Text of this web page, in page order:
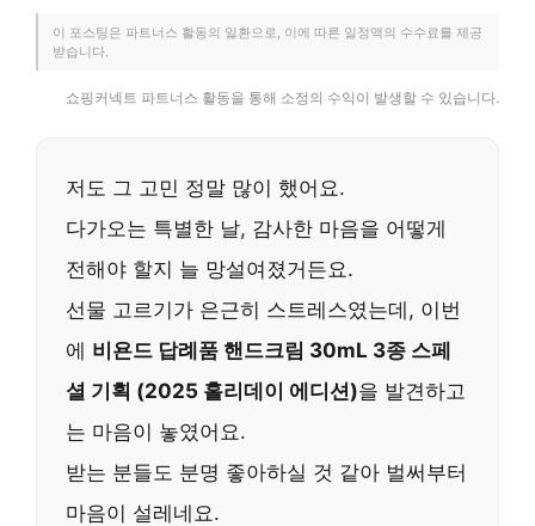
이 포스팅은 파트너스 활동의 일환으로, 이에 따른 일정액의 수수료를 제공
받습니다.
쇼핑커넥트 파트너스 활동을 통해 소정의 수익이 발생할 수 있습니다.
저도 그 고민 정말 많이 했어요.
다가오는 특별한 날, 감사한 마음을 어떻게
전해야 할지 늘 망설여졌거든요.
선물 고르기가 은근히 스트레스였는데, 이번
에 비욘드 답례품 핸드크림 30mL 3종 스페
셜 기획 (2025 홀리데이 에디션)을 발견하고
는 마음이 놓였어요.
받는 분들도 분명 좋아하실 것 같아 벌써부터
마음이 설레네요.